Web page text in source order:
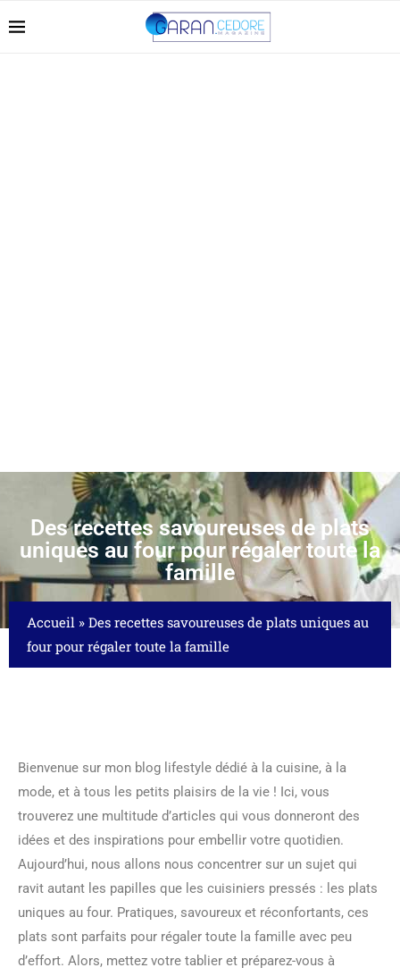
Des recettes savoureuses de plats
uniques au four pour régaler toute la
famille
Accueil » Des recettes savoureuses de plats uniques au
four pour régaler toute la famille
Bienvenue sur mon blog lifestyle dédié à la cuisine, à la
mode, et à tous les petits plaisirs de la vie ! Ici, vous
trouverez une multitude d’articles qui vous donneront des
idées et des inspirations pour embellir votre quotidien.
Aujourd’hui, nous allons nous concentrer sur un sujet qui
ravit autant les papilles que les cuisiniers pressés : les plats
uniques au four. Pratiques, savoureux et réconfortants, ces
plats sont parfaits pour régaler toute la famille avec peu
d’effort. Alors, mettez votre tablier et préparez-vous à